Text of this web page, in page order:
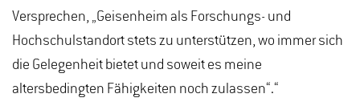
Versprechen, „Geisenheim als Forschungs- und
Hochschulstandort stets zu unterstützen, wo immer sich
die Gelegenheit bietet und soweit es meine
altersbedingten Fähigkeiten noch zulassen“.“